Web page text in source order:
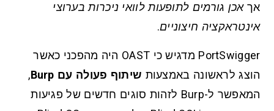
אךאכן גורמים לתופעות לוואי ניכרות בערוצי
אינטראקציה חיצוניים.
PortSwigger מדגיש כי OAST היה מהפכני כאשר
הוצג לראשונה באמצעותשיתוף פעולה עם Burp
,
המאפשר ל-Burp לזהות סוגים חדשים של פגיעות